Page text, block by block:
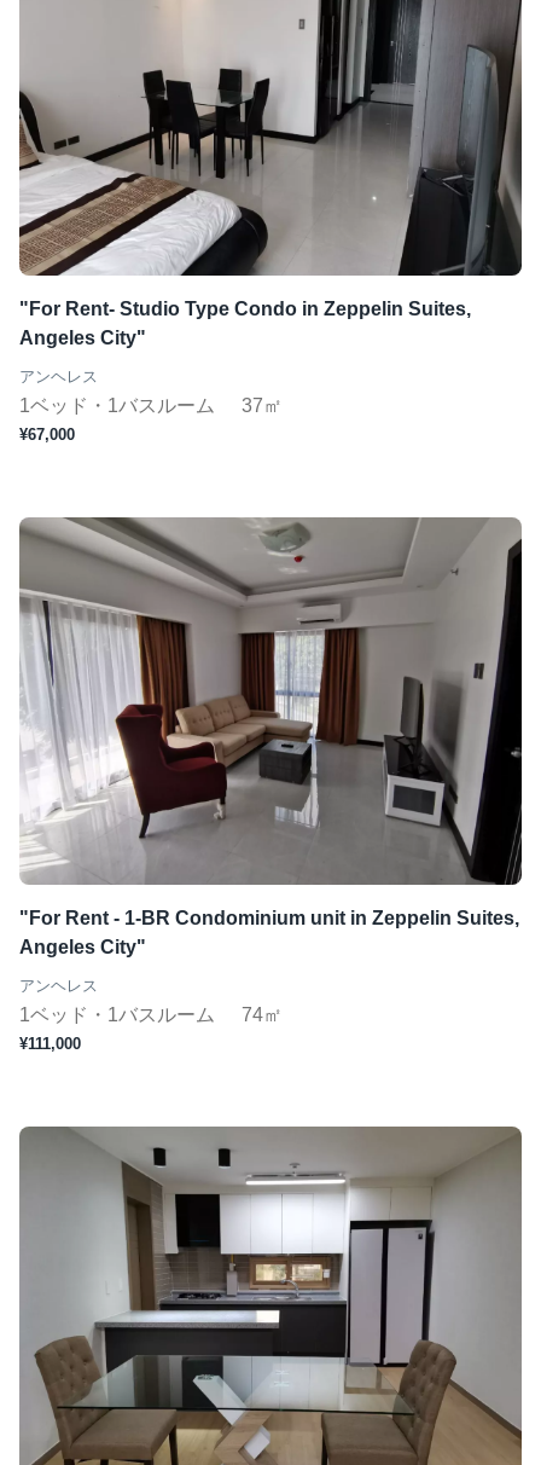
"For Rent- Studio Type Condo in Zeppelin Suites,
Angeles City"
アンヘレス
1ベッド・1バスルーム 37㎡
¥67,000
"For Rent - 1-BR Condominium unit in Zeppelin Suites,
Angeles City"
アンヘレス
1ベッド・1バスルーム 74㎡
¥111,000